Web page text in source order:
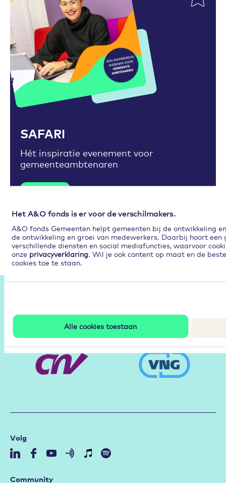
Het A&O fonds is er voor de verschilmakers.
A&O fonds Gemeenten helpt gemeenten bij de ontwikkeling
de ontwikkeling en groei van medewerkers. Daarbij hoort
verschillende diensten en social mediafuncties, waarvoor
onze privacyverklaring . Wil je ook content op maat en de
cookies toe te staan.
Alle cookies toestaan
Toevoegen aan favorieten
SAFARI
Hét inspiratie evenement voor
gemeenteambtenaren
Volg
Community